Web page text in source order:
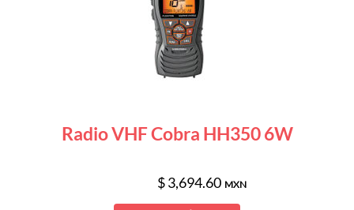
Radio VHF Cobra HH350 6W
$ 3,694.60 MXN